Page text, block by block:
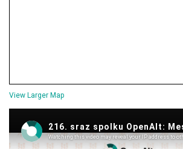
View Larger Map